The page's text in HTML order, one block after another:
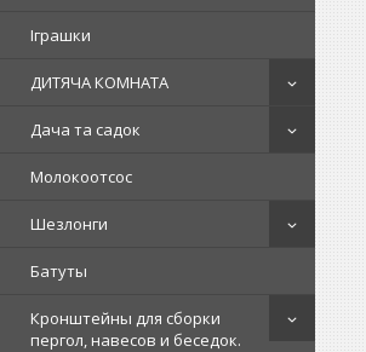
Іграшки
ДИТЯЧА КОМНАТА
Дача та садок
Молокоотсос
Шезлонги
Батуты
Кронштейны для сборки
пергол, навесов и беседок.